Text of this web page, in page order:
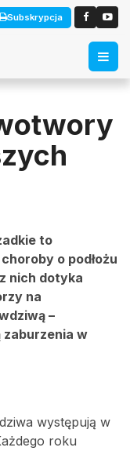
Subskrypcja
to
o podłożu
nich dotyka
na
–
w
występują w
roku